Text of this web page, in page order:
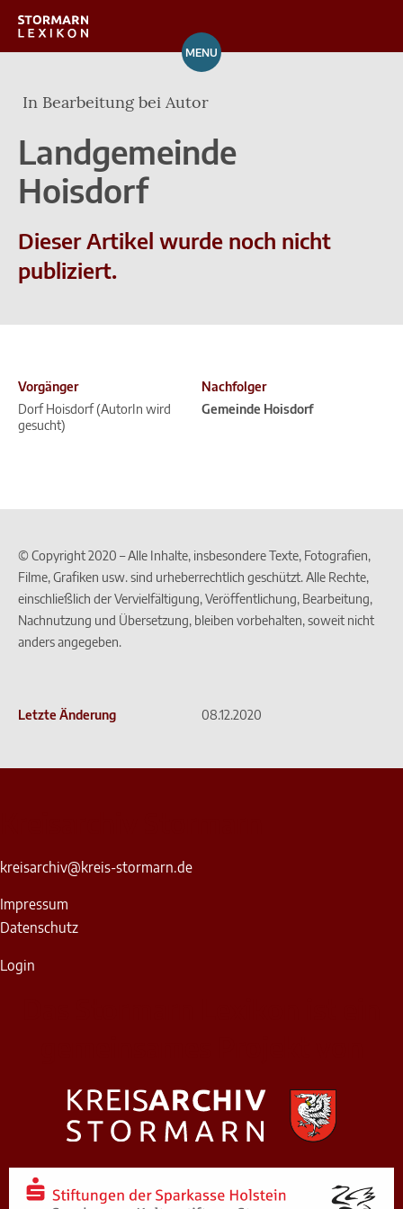
MENU
Über das Lexikon
In Bearbeitung bei Autor
Landgemeinde
Hoisdorf
Dieser Artikel wurde noch nicht
publiziert.
Vorgänger
Dorf Hoisdorf (AutorIn wird
gesucht)
Nachfolger
Gemeinde Hoisdorf
© Copyright 2020 – Alle Inhalte, insbesondere Texte, Fotografien,
Filme, Grafiken usw. sind urheberrechtlich geschützt. Alle Rechte,
einschließlich der Vervielfältigung, Veröffentlichung, Bearbeitung,
Nachnutzung und Übersetzung, bleiben vorbehalten, soweit nicht
anders angegeben.
Letzte Änderung 08.12.2020
kreisarchiv@kreis-stormarn.de
Impressum
Datenschutz
Login